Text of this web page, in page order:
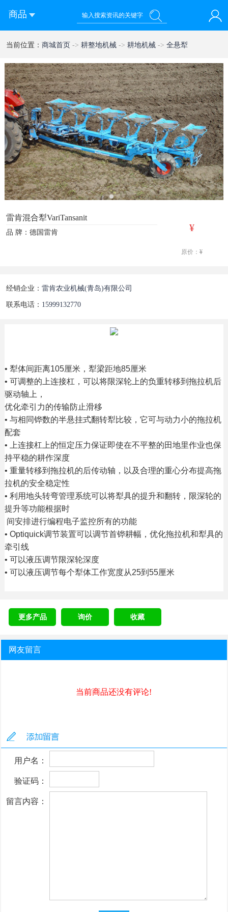
商品
您好！欢迎来到西部农机网
当前位置： 商城首页 -> 耕整地机械 -> 耕地机械 -> 全悬犁
雷肯混合犁VariTansanit
品 牌：德国雷肯 ¥
原价：¥
经销企业： 雷肯农业机械(青岛)有限公司
联系电话： 15999132770
• 犁体间距离105厘米，犁梁距地85厘米
• 可调整的上连接杠，可以将限深轮上的负重转移到拖拉机后
驱动轴上，
优化牵引力的传输防止滑移
• 与相同铧数的半悬挂式翻转犁比较，它可与动力小的拖拉机
配套
• 上连接杠上的恒定压力保证即使在不平整的田地里作业也保
持平稳的耕作深度
• 重量转移到拖拉机的后传动轴，以及合理的重心分布提高拖
拉机的安全稳定性
• 利用地头转弯管理系统可以将犁具的提升和翻转，限深轮的
提升等功能根据时
间安排进行编程电子监控所有的功能
• Optiquick调节装置可以调节首铧耕幅，优化拖拉机和犁具的
牵引线
• 可以液压调节限深轮深度
• 可以液压调节每个犁体工作宽度从25到55厘米
更多产品 询价 收藏
网友留言
当前商品还没有评论!
用户名：
验证码：
留言内容：